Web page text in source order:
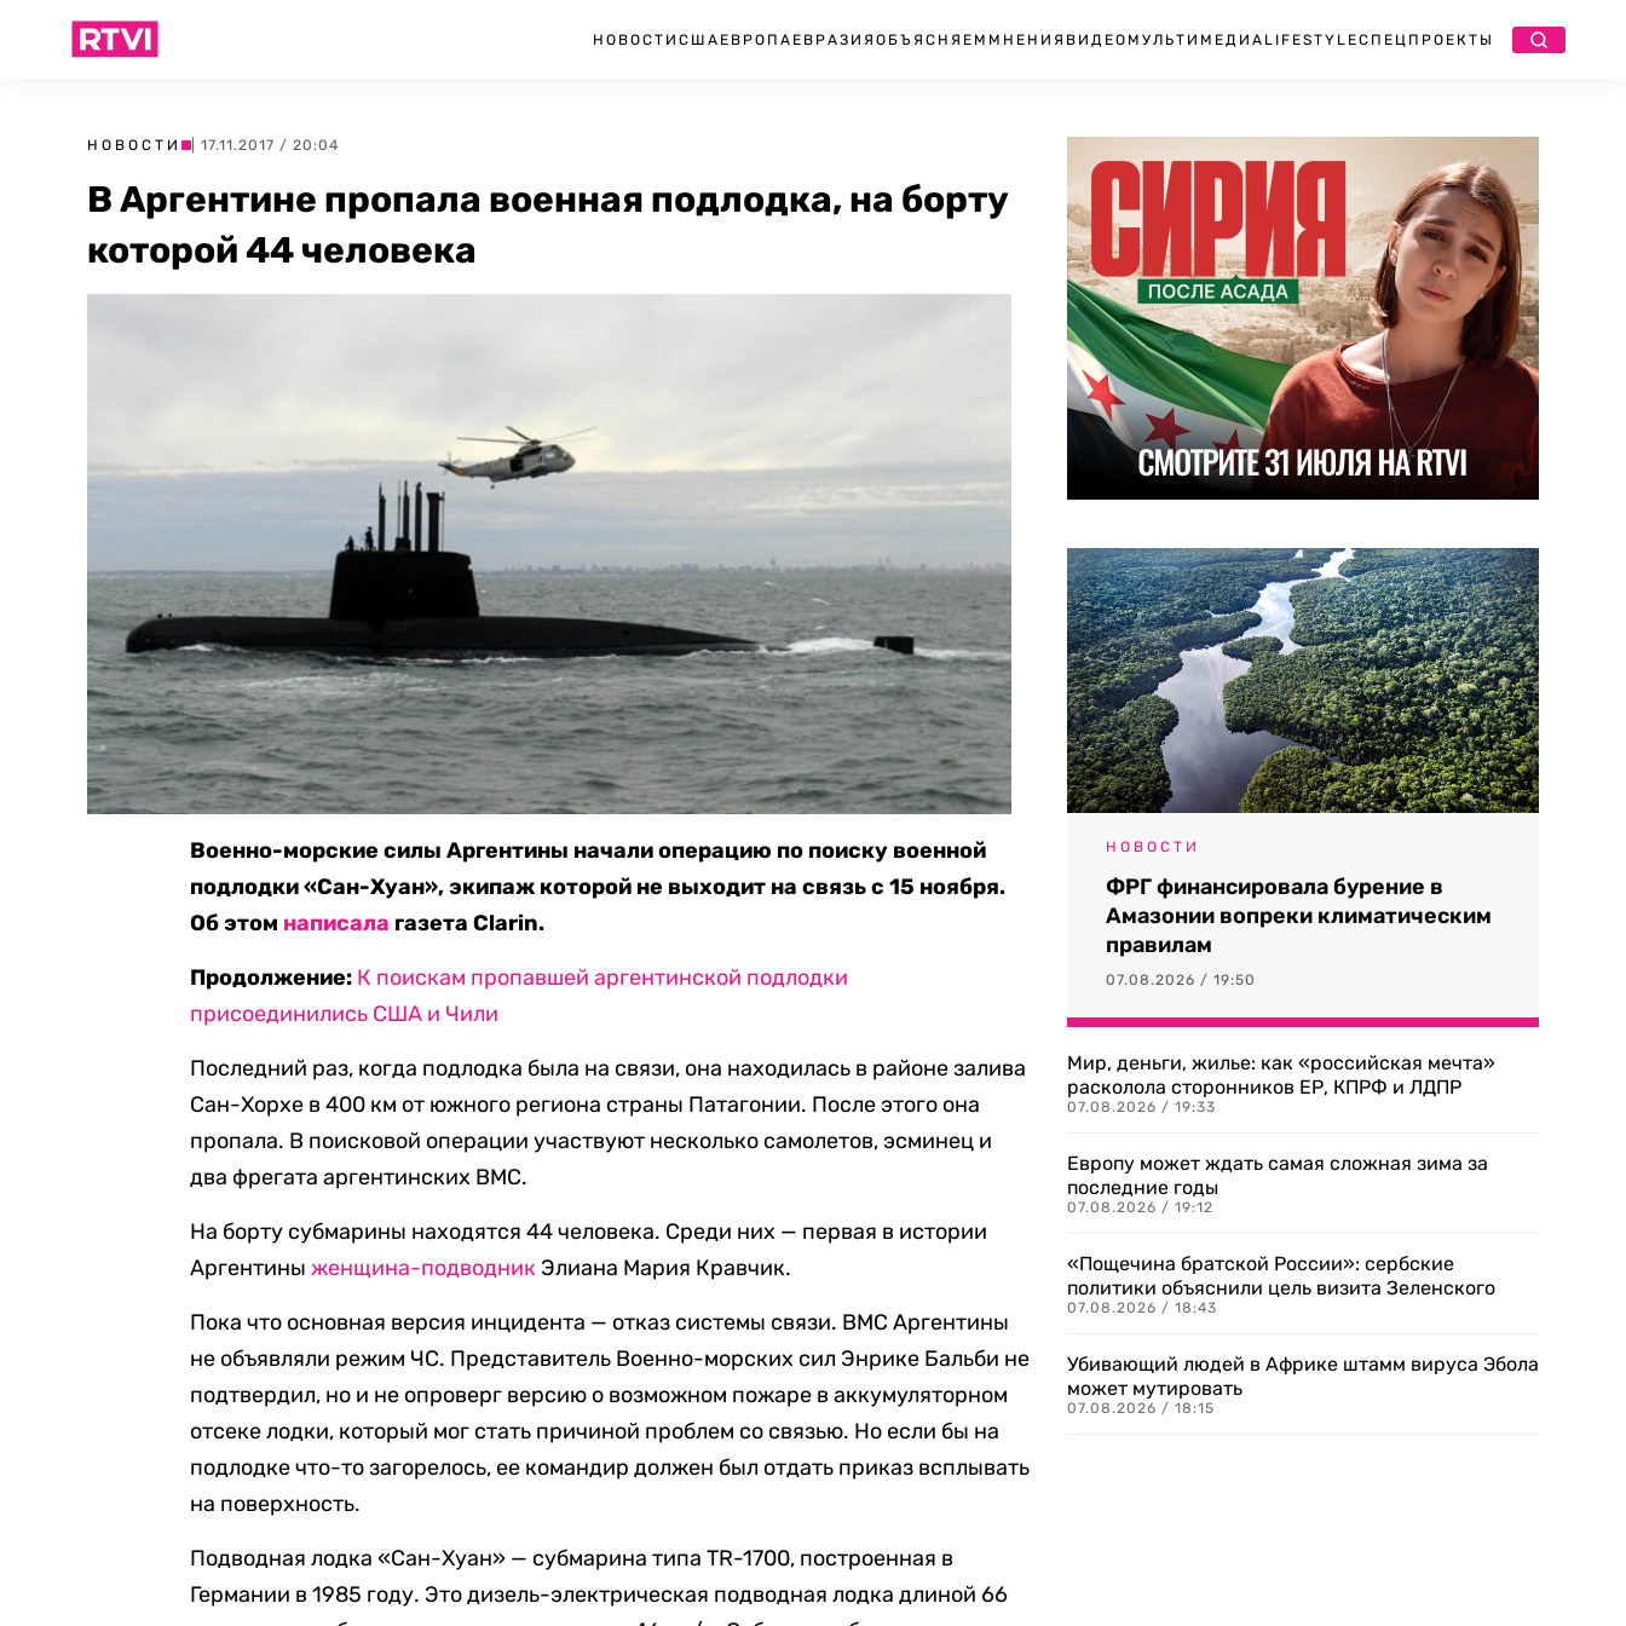
НОВОСТИ США ЕВРОПА ЕВРАЗИЯ ОБЪЯСНЯЕМ МНЕНИЯ ВИДЕО МУЛЬТИМЕДИА LIFESTYLEСПЕЦПРОЕКТЫ
НОВОСТИ | 17.11.2017 / 20:04
В Аргентине пропала военная подлодка, на борту
которой 44 человека
Военно-морские силы Аргентины начали операцию по поиску военной
подлодки «Сан-Хуан», экипаж которой не выходит на связь с 15 ноября.
Об этом написала газета Clarin.
Продолжение: К поискам пропавшей аргентинской подлодки
присоединились США и Чили
Последний раз, когда подлодка была на связи, она находилась в районе залива
Сан-Хорхе в 400 км от южного региона страны Патагонии. После этого она
пропала. В поисковой операции участвуют несколько самолетов, эсминец и
два фрегата аргентинских ВМС.
На борту субмарины находятся 44 человека. Среди них — первая в истории
Аргентиныженщина-подводник Элиана Мария Кравчик.
Пока что основная версия инцидента — отказ системы связи. ВМС Аргентины
не объявляли режим ЧС. Представитель Военно-морских сил Энрике Бальби не
подтвердил, но и не опроверг версию о возможном пожаре в аккумуляторном
отсеке лодки, который мог стать причиной проблем со связью. Но если бы на
подлодке что-то загорелось, ее командир должен был отдать приказ всплывать
на поверхность.
Подводная лодка «Сан-Хуан» — субмарина типа TR-1700, построенная в
Германии в 1985 году. Это дизель-электрическая подводная лодка длиной 66
НОВОСТИ
ФРГ финансировала бурение в
Амазонии вопреки климатическим
правилам
07.08.2026 / 19:50
Мир, деньги, жилье: как «российская мечта»
расколола сторонников ЕР, КПРФ и ЛДПР
07.08.2026 / 19:33
Европу может ждать самая сложная зима за
последние годы
07.08.2026 / 19:12
«Пощечина братской России»: сербские
политики объяснили цель визита Зеленского
07.08.2026 / 18:43
Убивающий людей в Африке штамм вируса Эбола
может мутировать
07.08.2026 / 18:15